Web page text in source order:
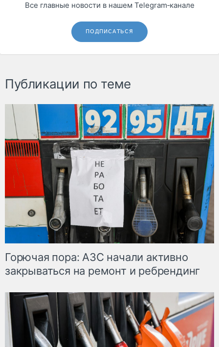
Все главные новости в нашем Telegram‑канале
ПОДПИСАТЬСЯ
Публикации по теме
Горючая пора: АЗС начали активно
закрываться на ремонт и ребрендинг